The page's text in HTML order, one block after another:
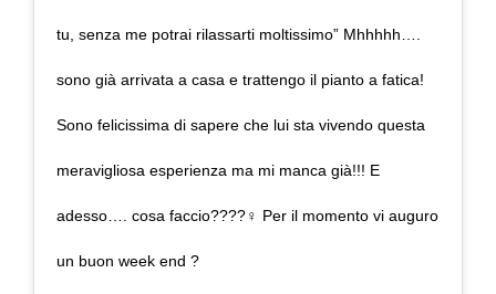
tu, senza me potrai rilassarti moltissimo” Mhhhhh….
sono già arrivata a casa e trattengo il pianto a fatica!
Sono felicissima di sapere che lui sta vivendo questa
meravigliosa esperienza ma mi manca già!!! E
adesso…. cosa faccio????‍♀️ Per il momento vi auguro
un buon week end ?